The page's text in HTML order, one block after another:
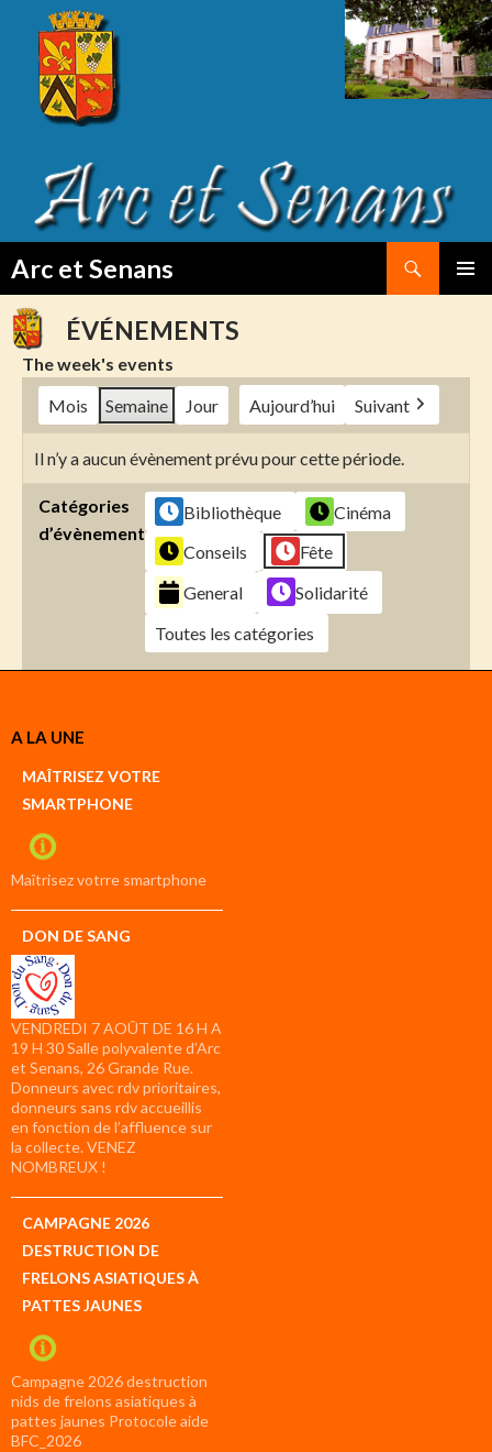
Arc et Senans
TO
CONTENTÉVÉNEMENTS
The week's events
Mois
Semaine Jour Aujourd’hui Suivant
Il n’y a aucun évènement prévu pour cette période.
Catégories
d’évènement
Bibliothèque
Cinéma
Conseils
Fête
General
Solidarité
Toutes les catégories
Créer
compte
compte
A LA UNE
MAÎTRISEZ VOTRE
SMARTPHONE
Maîtrisez votrre smartphone
DON DE SANG
VENDREDI 7 AOÛT DE 16 H A
19 H 30 Salle polyvalente d’Arc
et Senans, 26 Grande Rue.
Donneurs avec rdv prioritaires,
donneurs sans rdv accueillis
en fonction de l’affluence sur
la collecte. VENEZ
NOMBREUX !
CAMPAGNE 2026
DESTRUCTION DE
FRELONS ASIATIQUES À
PATTES JAUNES
Campagne 2026 destruction
nids de frelons asiatiques à
pattes jaunes Protocole aide
BFC_2026